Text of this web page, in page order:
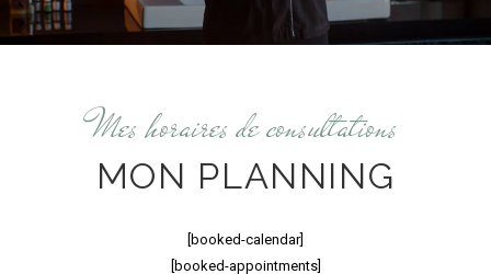
Mes horaires de consultations
MON PLANNING
[booked-calendar]
[booked-appointments]